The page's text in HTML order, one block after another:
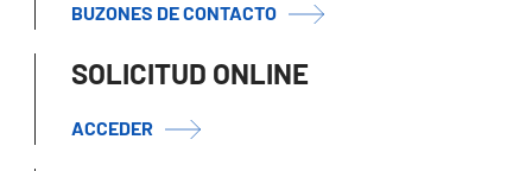
BUZONES DE CONTACTO
SOLICITUD ONLINE
ACCEDER